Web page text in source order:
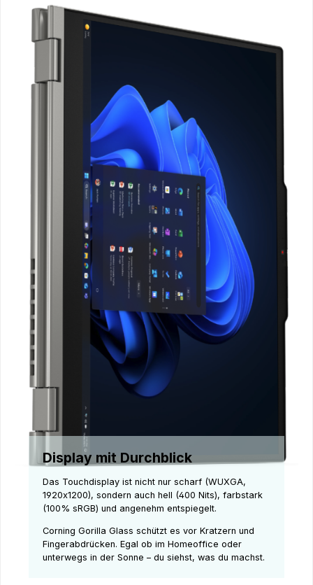
Display mit Durchblick
Das Touchdisplay ist nicht nur scharf (WUXGA,
1920x1200), sondern auch hell (400 Nits), farbstark
(100% sRGB) und angenehm entspiegelt.
Corning Gorilla Glass schützt es vor Kratzern und
Fingerabdrücken. Egal ob im Homeoffice oder
unterwegs in der Sonne – du siehst, was du machst.